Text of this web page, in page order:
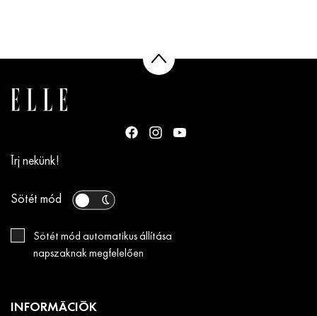
Írj nekünk!
Sötét mód
Sötét mód automatikus állítása
napszaknak megfelelően
INFORMÁCIÓK